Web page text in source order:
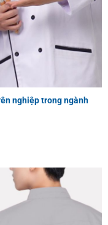
nghiệp trong ngành